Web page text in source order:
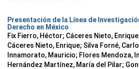
Presentación de la Línea de
Derecho en México
Fix Fierro, Héctor; Cáceres Nieto, Enrique
Cáceres Nieto, Enrique; Silva Forné,
Innamorato, Mauricio; Flores Mendoza,
Hernández Martínez, María del Pilar;